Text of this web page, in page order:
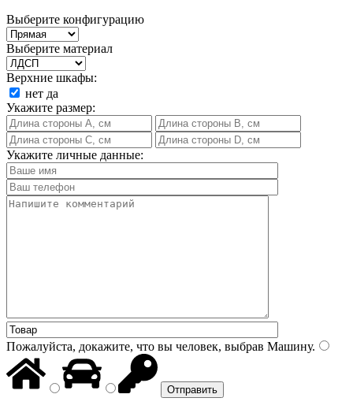
Выберите конфигурацию
Выберите материал
Верхние шкафы:
нет да
Укажите размер:
Укажите личные данные:
Пожалуйста, докажите, что вы человек, выбрав Машину.